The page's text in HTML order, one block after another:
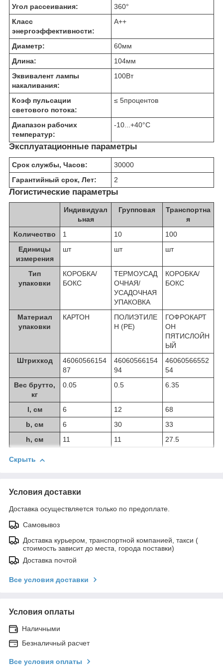
Угол рассеивания: 360°
Класс
энергоэффективности:
A++
Диаметр: 60мм
Длина:
104мм
Эквивалент лампы
накаливания:
100Вт
Коэф пульсации
светового потока:
≤ 5процентов
Диапазон рабочих
температур:
-10...+40°C
Эксплуатационные параметры
Срок службы, Часов:
30000
Гарантийный срок, Лет:
2
Логистические параметры
Индивидуал
ьная
Групповая
Транспортна
я
Количество
1 10
100
Единицы
измерения
шт шт шт
Тип
упаковки
КОРОБКА/
БОКС
ТЕРМОУСАД
ОЧНАЯ/
УСАДОЧНАЯ
УПАКОВКА
КОРОБКА/
БОКС
Материал
упаковки
КАРТОН
ПОЛИЭТИЛЕ
Н (PE)
ГОФРОКАРТ
ОН
ПЯТИСЛОЙН
ЫЙ
Штрихкод
46060566154
87
46060566154
94
46060566552
54
Вес брутто,
кг
0.05 0.5 6.35
l, см 6 12
68
b, см
6 30
33
h, см
11 11 27.5
Скрыть
Условия доставки
Доставка осуществляется только по предоплате.
Самовывоз
Доставка курьером, транспортной компанией, такси (
стоимость зависит до места, города поставки)
Доставка почтой
Все условия доставки
Условия оплаты
Наличными
Безналичный расчет
Все условия оплаты